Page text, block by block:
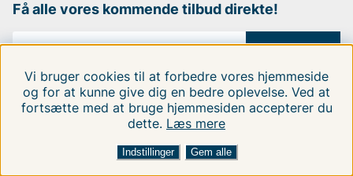
FILTRERA EFTER SORTER EFTER:
Få alle vores kommende tilbud direkte!
Anmeld
Jeg vil afmelde mig.
Vi findes i:Danmark |Finland| Sverige
Følg os på vores sociale medier.
Vi bruger cookies til at forbedre vores hjemmeside
og for at kunne give dig en bedre oplevelse. Ved at
fortsætte med at bruge hjemmesiden accepterer du
dette. Læs mere
Indstillinger Gem alle